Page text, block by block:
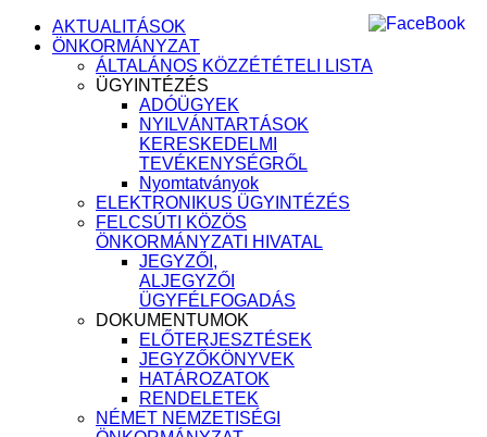
AKTUALITÁSOK
ÖNKORMÁNYZAT
ÁLTALÁNOS KÖZZÉTÉTELI LISTA
ÜGYINTÉZÉS
ADÓÜGYEK
NYILVÁNTARTÁSOK
KERESKEDELMI
TEVÉKENYSÉGRŐL
Nyomtatványok
ELEKTRONIKUS ÜGYINTÉZÉS
FELCSÚTI KÖZÖS
ÖNKORMÁNYZATI HIVATAL
JEGYZŐI,
ALJEGYZŐI
ÜGYFÉLFOGADÁS
DOKUMENTUMOK
ELŐTERJESZTÉSEK
JEGYZŐKÖNYVEK
HATÁROZATOK
RENDELETEK
NÉMET NEMZETISÉGI